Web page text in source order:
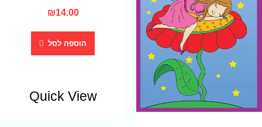
₪14.00
הוספה לסל
Quick View